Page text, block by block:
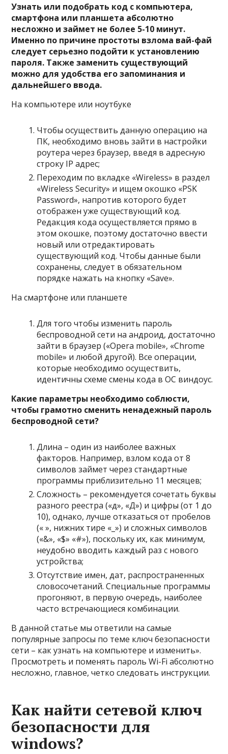
Узнать или подобрать код с компьютера,
смартфона или планшета абсолютно
несложно и займет не более 5-10 минут.
Именно по причине простоты взлома вай-фай
следует серьезно подойти к установлению
пароля. Также заменить существующий
можно для удобства его запоминания и
дальнейшего ввода.
На компьютере или ноутбуке
Чтобы осуществить данную операцию на
ПК, необходимо вновь зайти в настройки
роутера через браузер, введя в адресную
строку IP адрес;
Переходим по вкладке «Wireless» в раздел
«Wireless Security» и ищем окошко «PSK
Password», напротив которого будет
отображен уже существующий код.
Редакция кода осуществляется прямо в
этом окошке, поэтому достаточно ввести
новый или отредактировать
существующий код. Чтобы данные были
сохранены, следует в обязательном
порядке нажать на кнопку «Save».
На смартфоне или планшете
Для того чтобы изменить пароль
беспроводной сети на андроид, достаточно
зайти в браузер («Opera mobile», «Chrome
mobile» и любой другой). Все операции,
которые необходимо осуществить,
идентичны схеме смены кода в ОС виндоус.
Какие параметры необходимо соблюсти,
чтобы грамотно сменить ненадежный пароль
беспроводной сети?
Длина – один из наиболее важных
факторов. Например, взлом кода от 8
символов займет через стандартные
программы приблизительно 11 месяцев;
Сложность – рекомендуется сочетать буквы
разного реестра («д», «Д») и цифры (от 1 до
10), однако, лучше отказаться от пробелов
(« », нижних тире «_») и сложных символов
(«&», «$» «#»), поскольку их, как минимум,
неудобно вводить каждый раз с нового
устройства;
Отсутствие имен, дат, распространенных
словосочетаний. Специальные программы
прогоняют, в первую очередь, наиболее
часто встречающиеся комбинации.
В данной статье мы ответили на самые
популярные запросы по теме ключ безопасности
сети – как узнать на компьютере и изменить».
Просмотреть и поменять пароль Wi-Fi абсолютно
несложно, главное, четко следовать инструкции.
Как найти сетевой ключ
безопасности для
windows?